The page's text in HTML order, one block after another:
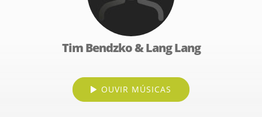
Tim Bendzko & Lang Lang
OUVIR MÚSICAS